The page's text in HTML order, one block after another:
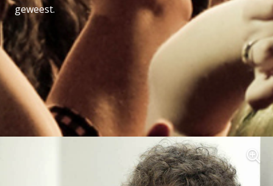
geweest.